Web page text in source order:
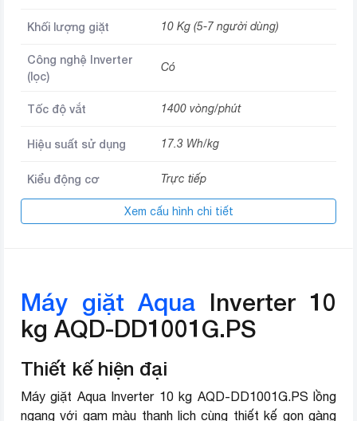
Khối lượng giặt 10 Kg (5-7 người dùng)
Công nghệ Inverter
(lọc)
Có
Tốc độ vắt 1400 vòng/phút
Hiệu suất sử dụng 17.3 Wh/kg
Kiểu động cơ Trực tiếp
Diệt khuẩn, Giặt AI, Giặt nhanh
Công nghệ giặt
Lồng giặt lớn 525 mm, Lồng giặt
Pillow, Smart Dosing tự động
Smart Dual Spray tự làm sạch
kháng khuẩn ABT
Xem cấu hình chi tiết
Máy giặt Aqua Inverter 10
kg AQD-DD1001G.PS
Thiết kế hiện đại
Máy giặt Aqua Inverter 10 kg AQD-DD1001G.PS lồng
ngang với gam màu thanh lịch cùng thiết kế gọn gàng